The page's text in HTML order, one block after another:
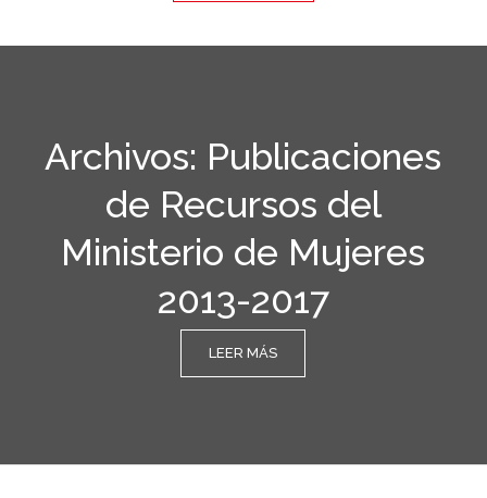
Archivos: Publicaciones
de Recursos del
Ministerio de Mujeres
2013-2017
LEER MÁS